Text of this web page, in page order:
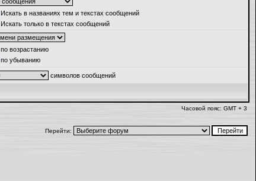
Искать в названиях тем и текстах сообщений
Искать только в текстах сообщений
по возрастанию
по убыванию
символов сообщений
Часовой пояс: GMT + 3
Перейти: